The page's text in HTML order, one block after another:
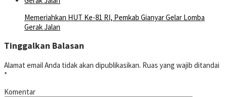
Memeriahkan HUT Ke-81 RI, Pemkab Gianyar Gelar Lomba
Gerak Jalan
Tinggalkan Balasan
Alamat email Anda tidak akan dipublikasikan. Ruas yang wajib ditandai
*
Komentar